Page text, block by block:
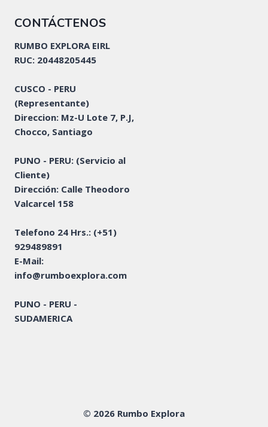
CONTÁCTENOS
RUMBO EXPLORA EIRL
RUC: 20448205445
CUSCO - PERU
(Representante)
Direccion: Mz-U Lote 7, P.J,
Chocco, Santiago
PUNO - PERU: (Servicio al
Cliente)
Dirección: Calle Theodoro
Valcarcel 158
Telefono 24 Hrs.: (+51)
929489891
E-Mail:
info@rumboexplora.com
PUNO - PERU -
SUDAMERICA
© 2026 Rumbo Explora